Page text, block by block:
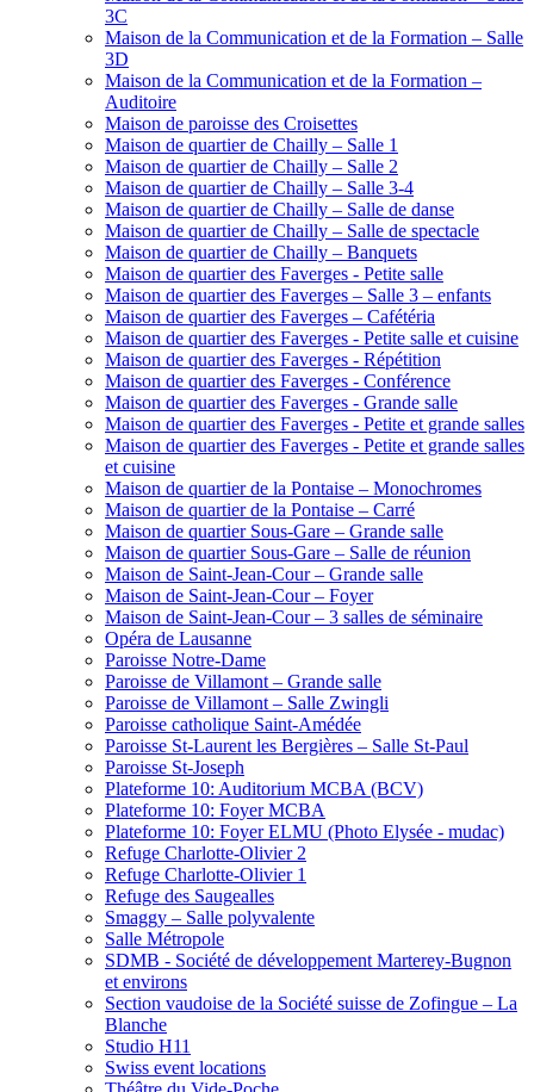
3C
Maison de la Communication et de la Formation – Salle
3D
Maison de la Communication et de la Formation –
Auditoire
Maison de paroisse des Croisettes
Maison de quartier de Chailly – Salle 1
Maison de quartier de Chailly – Salle 2
Maison de quartier de Chailly – Salle 3-4
Maison de quartier de Chailly – Salle de danse
Maison de quartier de Chailly – Salle de spectacle
Maison de quartier de Chailly – Banquets
Maison de quartier des Faverges - Petite salle
Maison de quartier des Faverges – Salle 3 – enfants
Maison de quartier des Faverges – Cafétéria
Maison de quartier des Faverges - Petite salle et cuisine
Maison de quartier des Faverges - Répétition
Maison de quartier des Faverges - Conférence
Maison de quartier des Faverges - Grande salle
Maison de quartier des Faverges - Petite et grande salles
Maison de quartier des Faverges - Petite et grande salles
et cuisine
Maison de quartier de la Pontaise – Monochromes
Maison de quartier de la Pontaise – Carré
Maison de quartier Sous-Gare – Grande salle
Maison de quartier Sous-Gare – Salle de réunion
Maison de Saint-Jean-Cour – Grande salle
Maison de Saint-Jean-Cour – Foyer
Maison de Saint-Jean-Cour – 3 salles de séminaire
Opéra de Lausanne
Paroisse Notre-Dame
Paroisse de Villamont – Grande salle
Paroisse de Villamont – Salle Zwingli
Paroisse catholique Saint-Amédée
Paroisse St-Laurent les Bergières – Salle St-Paul
Paroisse St-Joseph
Plateforme 10: Auditorium MCBA (BCV)
Plateforme 10: Foyer MCBA
Plateforme 10: Foyer ELMU (Photo Elysée - mudac)
Refuge Charlotte-Olivier 2
Refuge Charlotte-Olivier 1
Refuge des Saugealles
Smaggy – Salle polyvalente
Salle Métropole
SDMB - Société de développement Marterey-Bugnon
et environs
Section vaudoise de la Société suisse de Zofingue – La
Blanche
Studio H11
Swiss event locations